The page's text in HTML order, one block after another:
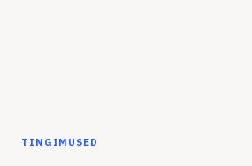
TINGIMUSED